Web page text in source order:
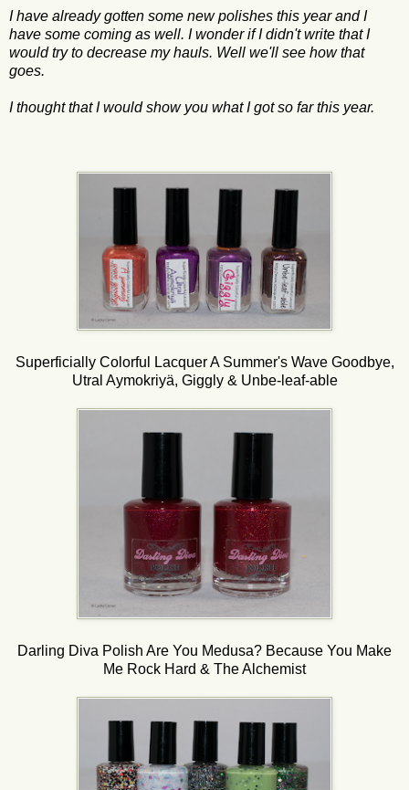
I have already gotten some new polishes this year and I
have some coming as well. I wonder if I didn't write that I
would try to decrease my hauls. Well we'll see how that
goes.
I thought that I would show you what I got so far this year.
Superficially Colorful Lacquer A Summer's Wave Goodbye,
Utral Aymokriyä, Giggly & Unbe-leaf-able
Darling Diva Polish Are You Medusa? Because You Make
Me Rock Hard & The Alchemist